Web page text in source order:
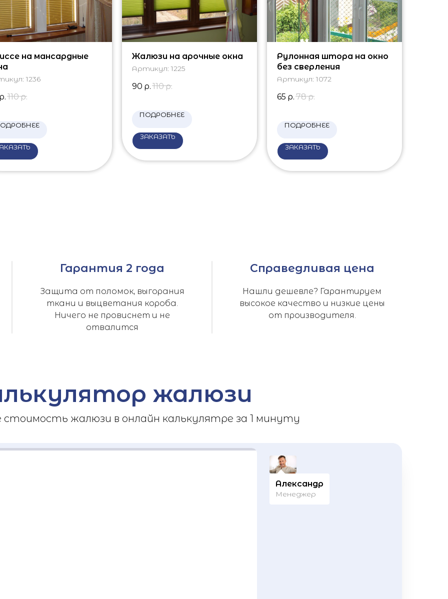
на мансардные
1236
р. 110 р.
Жалюзи на арочные окна
Артикул: 1225
90 р. 110 р.
ПОДРОБНЕЕ
ЗАКАЗАТЬ
Рулонная штора на окно
без сверления
Артикул: 1072
65 р. 78 р.
ПОДРОБНЕЕ
ЗАКАЗАТЬ
Гарантия 2 года
Защита от поломок, выгорания
ткани и выцветания короба.
Ничего не провиснет и не
отвалится
Справедливая цена
Нашли дешевле? Гарантируем
высокое качество и низкие цены
от производителя.
жалюзи
жалюзи в онлайн калькулятре за 1 минуту
Александр
Менеджер